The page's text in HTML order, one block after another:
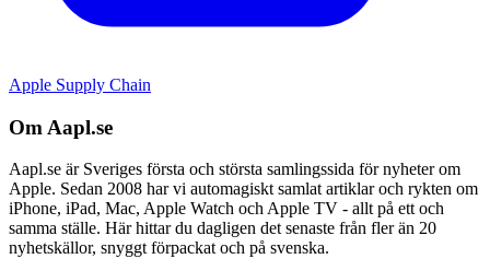
Apple Supply Chain
Om Aapl.se
Aapl.se är Sveriges första och största samlingssida för nyheter om
Apple. Sedan 2008 har vi automagiskt samlat artiklar och rykten om
iPhone, iPad, Mac, Apple Watch och Apple TV - allt på ett och
samma ställe. Här hittar du dagligen det senaste från fler än 20
nyhetskällor, snyggt förpackat och på svenska.